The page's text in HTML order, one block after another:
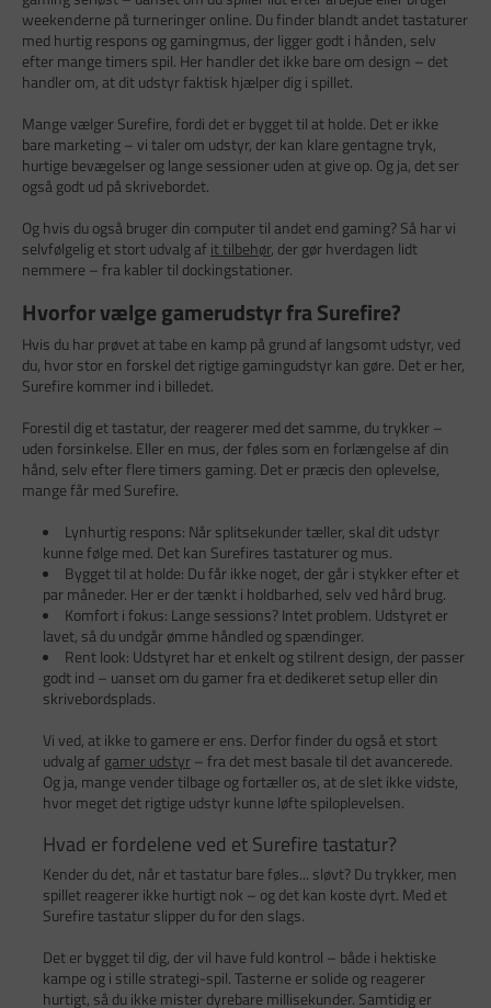
weekenderne på turneringer online. Du finder blandt andet tastaturer
med hurtig respons og gamingmus, der ligger godt i hånden, selv
efter mange timers spil. Her handler det ikke bare om design – det
handler om, at dit udstyr faktisk hjælper dig i spillet.
Mange vælger Surefire, fordi det er bygget til at holde. Det er ikke
bare marketing – vi taler om udstyr, der kan klare gentagne tryk,
hurtige bevægelser og lange sessioner uden at give op. Og ja, det ser
også godt ud på skrivebordet.
Og hvis du også bruger din computer til andet end gaming? Så har vi
selvfølgelig et stort udvalg afit tilbehør, der gør hverdagen lidt
nemmere – fra kabler til dockingstationer.
Hvorfor vælge gamerudstyr fra Surefire?
Hvis du har prøvet at tabe en kamp på grund af langsomt udstyr, ved
du, hvor stor en forskel det rigtige gamingudstyr kan gøre. Det er her,
Surefire kommer ind i billedet.
Forestil dig et tastatur, der reagerer med det samme, du trykker –
uden forsinkelse. Eller en mus, der føles som en forlængelse af din
hånd, selv efter flere timers gaming. Det er præcis den oplevelse,
mange får med Surefire.
Lynhurtig respons: Når splitsekunder tæller, skal dit udstyr
kunne følge med. Det kan Surefires tastaturer og mus.
Bygget til at holde: Du får ikke noget, der går i stykker efter et
par måneder. Her er der tænkt i holdbarhed, selv ved hård brug.
Komfort i fokus: Lange sessions? Intet problem. Udstyret er
lavet, så du undgår ømme håndled og spændinger.
Rent look: Udstyret har et enkelt og stilrent design, der passer
godt ind – uanset om du gamer fra et dedikeret setup eller din
skrivebordsplads.
Vi ved, at ikke to gamere er ens. Derfor finder du også et stort
udvalg afgamer udstyr– fra det mest basale til det avancerede.
Og ja, mange vender tilbage og fortæller os, at de slet ikke vidste,
hvor meget det rigtige udstyr kunne løfte spiloplevelsen.
Hvad er fordelene ved et Surefire tastatur?
Kender du det, når et tastatur bare føles... sløvt? Du trykker, men
spillet reagerer ikke hurtigt nok – og det kan koste dyrt. Med et
Surefire tastatur slipper du for den slags.
Det er bygget til dig, der vil have fuld kontrol – både i hektiske
kampe og i stille strategi-spil. Tasterne er solide og reagerer
hurtigt, så du ikke mister dyrebare millisekunder. Samtidig er